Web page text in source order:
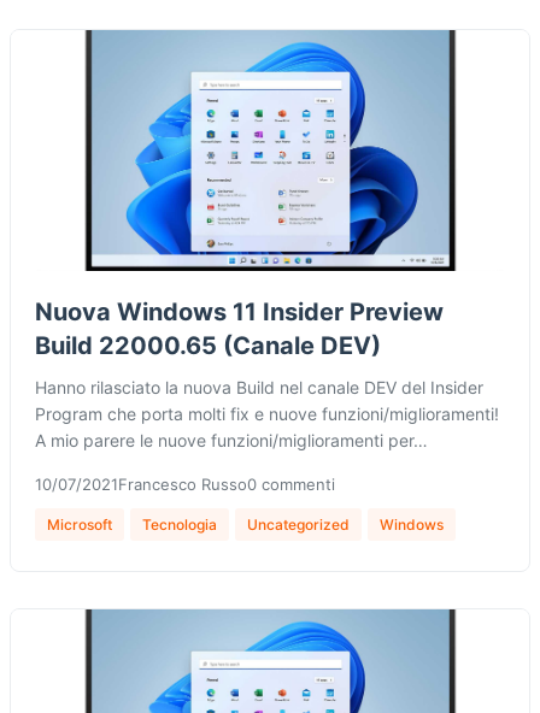
Nuova Windows 11 Insider Preview
Build 22000.65 (Canale DEV)
Hanno rilasciato la nuova Build nel canale DEV del Insider
Program che porta molti fix e nuove funzioni/miglioramenti!
A mio parere le nuove funzioni/miglioramenti per…
10/07/2021Francesco Russo0 commenti
Microsoft Tecnologia Uncategorized Windows